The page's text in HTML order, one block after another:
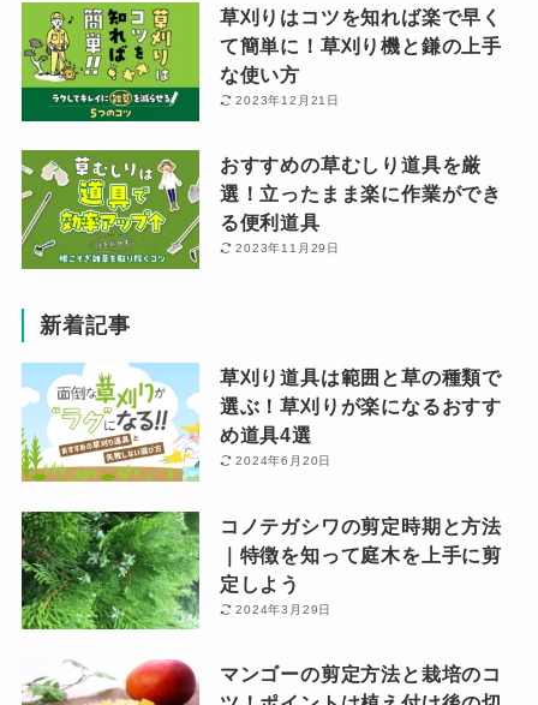
草刈りはコツを知れば楽で早く
て簡単に！草刈り機と鎌の上手
な使い方
2023年12月21日
おすすめの草むしり道具を厳
選！立ったまま楽に作業ができ
る便利道具
2023年11月29日
新着記事
草刈り道具は範囲と草の種類で
選ぶ！草刈りが楽になるおすす
め道具4選
2024年6月20日
コノテガシワの剪定時期と方法
｜特徴を知って庭木を上手に剪
定しよう
2024年3月29日
マンゴーの剪定方法と栽培のコ